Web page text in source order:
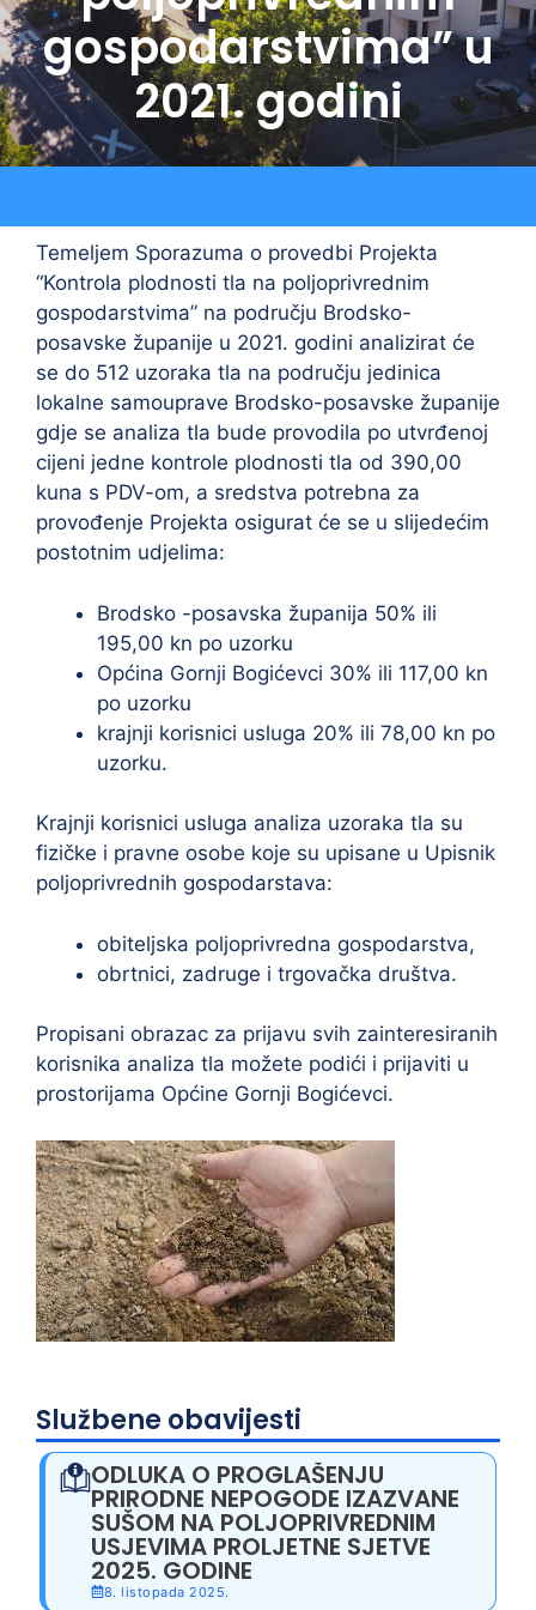
gospodarstvima” u
2021. godini
Temeljem Sporazuma o provedbi Projekta
“Kontrola plodnosti tla na poljoprivrednim
gospodarstvima” na području Brodsko-
posavske županije u 2021. godini analizirat će
se do 512 uzoraka tla na području jedinica
lokalne samouprave Brodsko-posavske županije
gdje se analiza tla bude provodila po utvrđenoj
cijeni jedne kontrole plodnosti tla od 390,00
kuna s PDV-om, a sredstva potrebna za
provođenje Projekta osigurat će se u slijedećim
postotnim udjelima:
Brodsko -posavska županija 50% ili
195,00 kn po uzorku
Općina Gornji Bogićevci 30% ili 117,00 kn
po uzorku
krajnji korisnici usluga 20% ili 78,00 kn po
uzorku.
Krajnji korisnici usluga analiza uzoraka tla su
fizičke i pravne osobe koje su upisane u Upisnik
poljoprivrednih gospodarstava:
obiteljska poljoprivredna gospodarstva,
obrtnici, zadruge i trgovačka društva.
Propisani obrazac za prijavu svih zainteresiranih
korisnika analiza tla možete podići i prijaviti u
prostorijama Općine Gornji Bogićevci.
Službene obavijesti
ODLUKA O PROGLAŠENJU
PRIRODNE NEPOGODE IZAZVANE
SUŠOM NA POLJOPRIVREDNIM
USJEVIMA PROLJETNE SJETVE
2025. GODINE
8. listopada 2025.